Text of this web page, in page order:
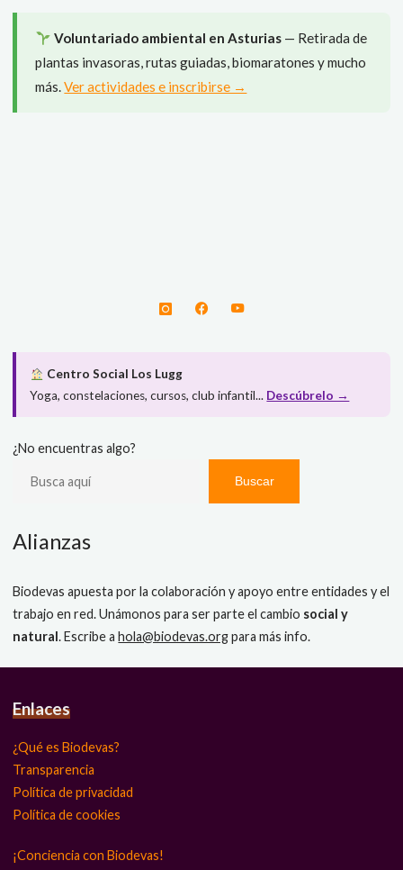
Voluntariado ambiental en Asturias— Retirada de
plantas invasoras, rutas guiadas, biomaratones y mucho
más.Ver actividades e inscribirse →
Centro Social Los Lugg
Yoga, constelaciones, cursos, club infantil... Descúbrelo →
¿No encuentras algo?
Buscar
Alianzas
Biodevas apuesta por la colaboración y apoyo entre entidades y el
trabajo en red. Unámonos para ser parte el cambio social y
natural. Escribe ahola@biodevas.orgpara más info.
Enlaces
¿Qué es Biodevas?
Transparencia
Política de privacidad
Política de cookies
¡Conciencia con Biodevas!